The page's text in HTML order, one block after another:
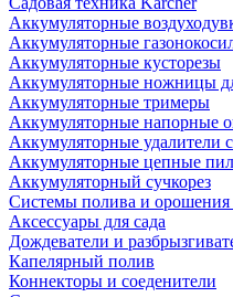
Аккумуляторные
Аккумуляторные
Аккумуляторные кусторезы
Аккумуляторные ножницы
Аккумуляторные тримеры
Аккумуляторные напорные
Аккумуляторные удалители
Аккумуляторные цепные
Аккумуляторный сучкорез
Системы полива и орошения
Аксессуары для сада
Дождеватели и
Капелярный полив
Коннекторы и соеденители